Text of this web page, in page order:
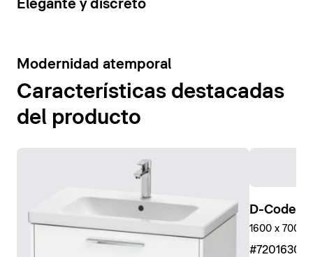
Elegante y discreto
10
Modernidad atemporal
Características destacadas
del producto
D-Code
1600 x 700